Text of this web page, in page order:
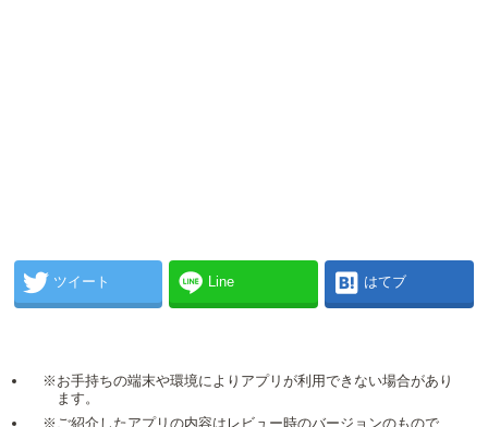
ツイート Line はてブ
※お手持ちの端末や環境によりアプリが利用できない場合があり
ます。
※ご紹介したアプリの内容はレビュー時のバージョンのもので